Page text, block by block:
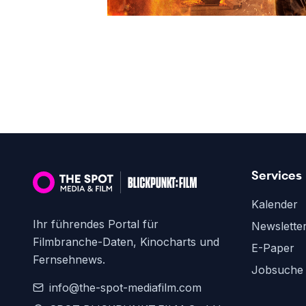
Ihr führendes Portal für
Filmbranche-Daten, Kinocharts und
Fernsehnews.
info@the-spot-mediafilm.com
Services
Kalender
E-Paper
Jobsuche